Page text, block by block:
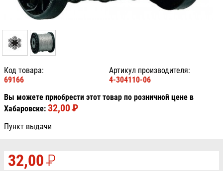
Код товара:
69166
Артикул производителя:
4-304110-06
Вы можете приобрести этот товар по розничной цене в
Хабаровске: 32,00PУБ.
Пункт выдачи
32,00P